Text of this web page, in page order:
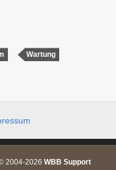
Wartung
2004-2026 WBB Support